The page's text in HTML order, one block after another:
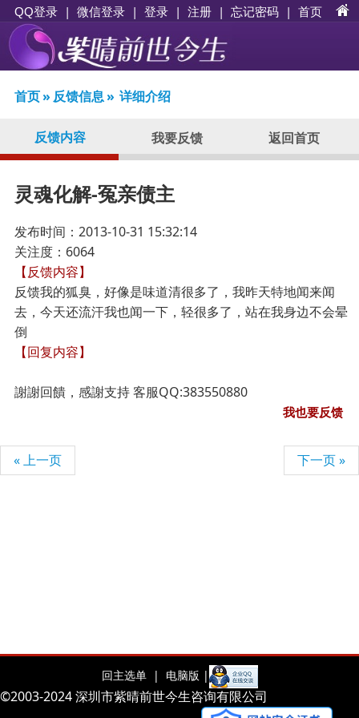
QQ登录 | 微信登录 | 登录 | 注册 | 忘记密码 | 首页
首页» 反馈信息» 详细介绍
反馈内容 我要反馈 返回首页
灵魂化解-冤亲债主
发布时间：2013-10-31 15:32:14
关注度：6064
【反馈内容】
反馈我的狐臭，好像是味道清很多了，我昨天特地闻来闻
去，今天还流汗我也闻一下，轻很多了，站在我身边不会晕
倒
【回复内容】
謝謝回饋，感謝支持 客服QQ:383550880
我也要反馈
« 上一页 下一页 »
回主选单 | 电脑版 |
©2003-2024 深圳市紫晴前世今生咨询有限公司